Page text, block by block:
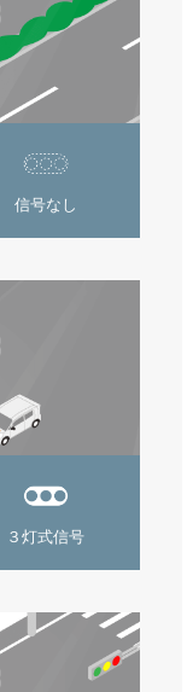
信号なし
３灯式信号